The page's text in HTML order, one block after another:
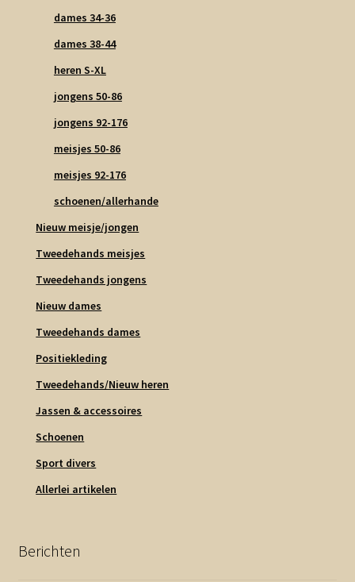
dames 34-36
dames 38-44
heren S-XL
jongens 50-86
jongens 92-176
meisjes 50-86
meisjes 92-176
schoenen/allerhande
Nieuw meisje/jongen
Tweedehands meisjes
Tweedehands jongens
Nieuw dames
Tweedehands dames
Positiekleding
Tweedehands/Nieuw heren
Jassen & accessoires
Schoenen
Sport divers
Allerlei artikelen
Berichten